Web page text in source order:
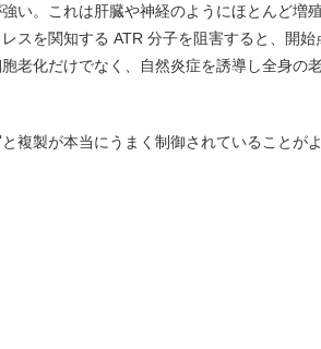
い。これは肝臓や神経のようにほとんど増
スを関知する ATR 分子を阻害すると、開
老化だけでなく、自然炎症を誘導し全身の
複製が本当にうまく制御されていることが